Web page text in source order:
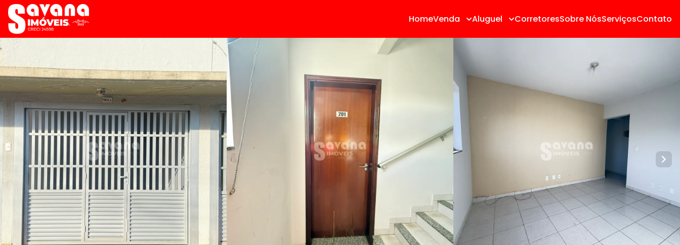
HomeVenda Aluguel CorretoresSobre NósServiçosContato